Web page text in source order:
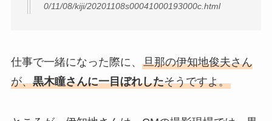
0/11/08/kiji/20201108s00041000193000c.html
仕事で一緒になった際に、 旦那の伊知地俊夫さん
が、黒木瞳さんに一目ぼれしたそうですよ。